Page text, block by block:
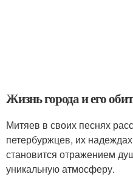
Жизнь города и его
Митяев в своих песнях
петербуржцев, их
становится отражением
уникальную атмосферу.